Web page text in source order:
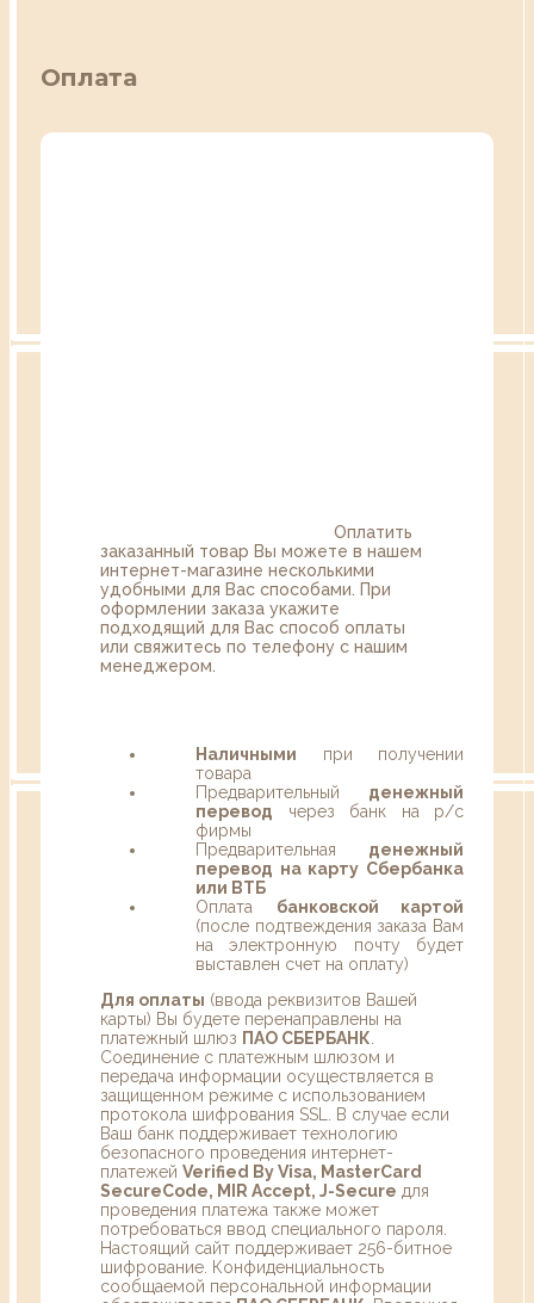
Оплата
Оплатить
заказанный товар Вы можете в нашем
интернет-магазине несколькими
удобными для Вас способами. При
оформлении заказа укажите
подходящий для Вас способ оплаты
или свяжитесь по телефону с нашим
менеджером.
Наличными при получении
товара
Предварительный денежный
перевод через банк на р/с
фирмы
Предварительная денежный
перевод на карту Сбербанка
или ВТБ
Оплата банковской картой
(после подтвеждения заказа Вам
на электронную почту будет
выставлен счет на оплату)
Для оплаты (ввода реквизитов Вашей
карты) Вы будете перенаправлены на
платежный шлюз ПАО СБЕРБАНК
Соединение с платежным шлюзом и
передача информации осуществляется в
защищенном режиме с использованием
протокола шифрования SSL. В случае если
Ваш банк поддерживает технологию
безопасного проведения интернет-
платежей Verified By Visa, MasterCard
SecureCode, MIR Accept, J-Secure для
проведения платежа также может
потребоваться ввод специального пароля.
Настоящий сайт поддерживает 256-битное
шифрование. Конфиденциальность
сообщаемой персональной информации